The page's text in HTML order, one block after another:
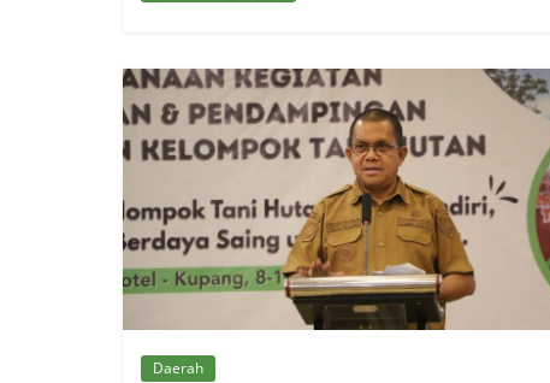
Daerah